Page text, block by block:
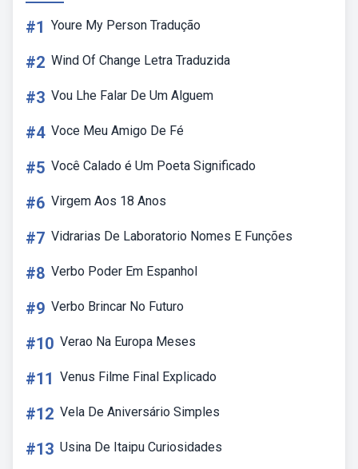
#1 Youre My Person Tradução
#2 Wind Of Change Letra Traduzida
#3 Vou Lhe Falar De Um Alguem
#4 Voce Meu Amigo De Fé
#5 Você Calado é Um Poeta Significado
#6 Virgem Aos 18 Anos
#7 Vidrarias De Laboratorio Nomes E Funções
#8 Verbo Poder Em Espanhol
#9 Verbo Brincar No Futuro
#10 Verao Na Europa Meses
#11 Venus Filme Final Explicado
#12 Vela De Aniversário Simples
#13 Usina De Itaipu Curiosidades